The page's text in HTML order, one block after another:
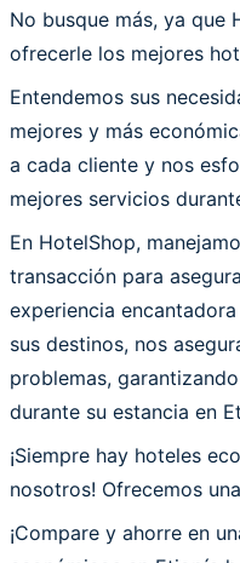
No busque más, ya que
ofrecerle los mejores
Entendemos sus
mejores y más
a cada cliente y nos
mejores servicios
En HotelShop,
transacción para
experiencia
sus destinos, nos
problemas,
durante su estancia en
¡Siempre hay hoteles
nosotros! Ofrecemos
¡Compare y ahorre en